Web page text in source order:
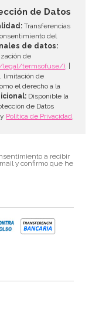
de Datos
Transferencias
del
de datos:
de
legal/termsofuse/). |
limitación de
el derecho a la
Disponible la
de Datos
Política de Privacidad.
a recibir
y confirmo que he